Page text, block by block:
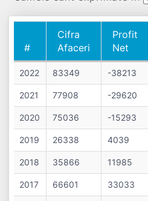
#
Cifra
Afaceri
Profit
Net
#
Cifra
Afaceri
Profit
Net
2022 83349 -38213
2021 77908 -29620
2020 75036 -15293
2019 26338 4039
2018 35866 11985
2017 66601 33033